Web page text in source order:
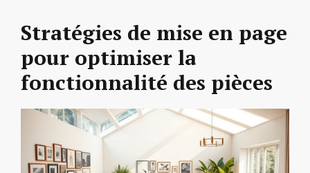
Stratégies de mise en page
pour optimiser la
fonctionnalité des pièces